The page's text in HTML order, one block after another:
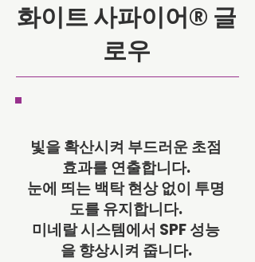
화이트 사파이어® 글
로우
빛을 확산시켜 부드러운 초점
효과를 연출합니다.
눈에 띄는 백탁 현상 없이 투명
도를 유지합니다.
미네랄 시스템에서 SPF 성능
을 향상시켜 줍니다.